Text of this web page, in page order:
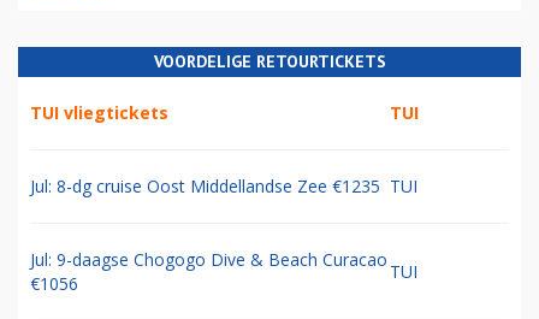
VOORDELIGE RETOURTICKETS
TUI vliegtickets TUI
Jul: 8-dg cruise Oost Middellandse Zee €1235 TUI
Jul: 9-daagse Chogogo Dive & Beach Curacao
€1056
TUI